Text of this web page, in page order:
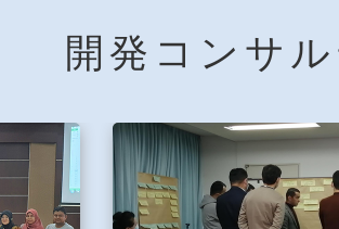
開発コンサ